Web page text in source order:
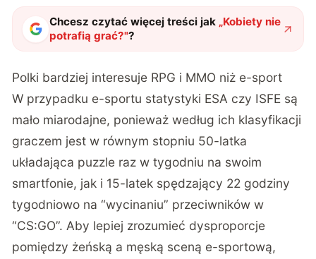
Chcesz czytać więcej treści jak „Kobiety nie
potrafią grać?"?
Polki bardziej interesuje RPG i MMO niż e-sport
W przypadku e-sportu statystyki ESA czy ISFE są
mało miarodajne, ponieważ według ich klasyfikacji
graczem jest w równym stopniu 50-latka
układająca puzzle raz w tygodniu na swoim
smartfonie, jak i 15-latek spędzający 22 godziny
tygodniowo na “wycinaniu” przeciwników w
“CS:GO”. Aby lepiej zrozumieć dysproporcje
pomiędzy żeńską a męską sceną e-sportową,